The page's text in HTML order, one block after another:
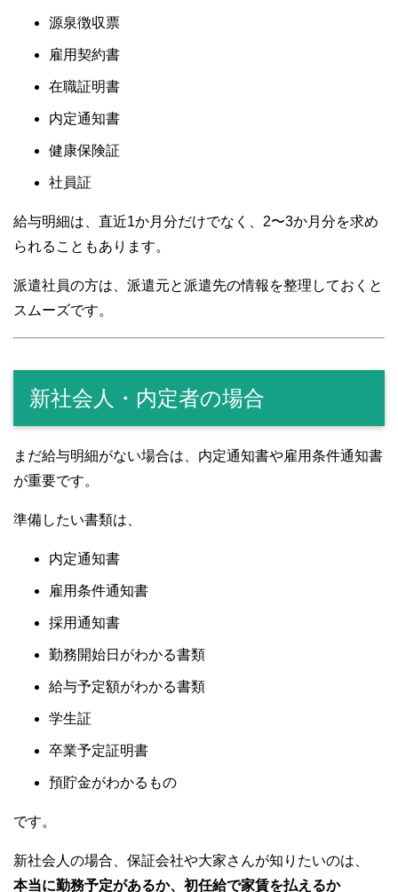
源泉徴収票
雇用契約書
在職証明書
内定通知書
健康保険証
社員証
給与明細は、直近1か月分だけでなく、2〜3か月分を求め
られることもあります。
派遣社員の方は、派遣元と派遣先の情報を整理しておくと
スムーズです。
新社会人・内定者の場合
まだ給与明細がない場合は、内定通知書や雇用条件通知書
が重要です。
準備したい書類は、
内定通知書
雇用条件通知書
採用通知書
勤務開始日がわかる書類
給与予定額がわかる書類
学生証
卒業予定証明書
預貯金がわかるもの
です。
新社会人の場合、保証会社や大家さんが知りたいのは、
本当に勤務予定があるか、初任給で家賃を払えるか